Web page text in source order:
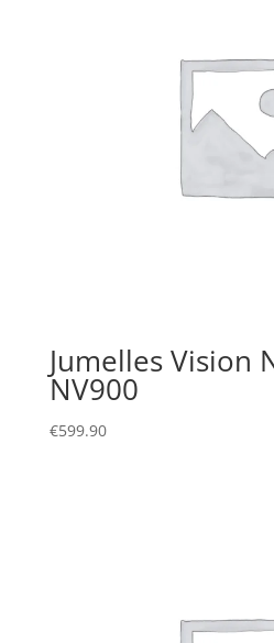
Jumelles Vision
NV900
€599.90